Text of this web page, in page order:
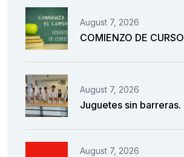
August 7, 2026
COMIENZO DE CURSO
August 7, 2026
Juguetes sin barreras.
August 7, 2026